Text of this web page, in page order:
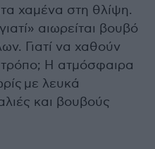
χαμένα στη θλίψη.
αιωρείται βουβό
Γιατί να χαθούν
Η ατμόσφαιρα
με λευκά
και βουβούς